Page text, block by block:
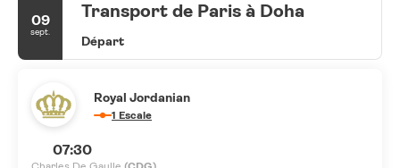
09
sept.
Transport de Paris à Doha
Départ
Royal Jordanian
1 Escale
07:30